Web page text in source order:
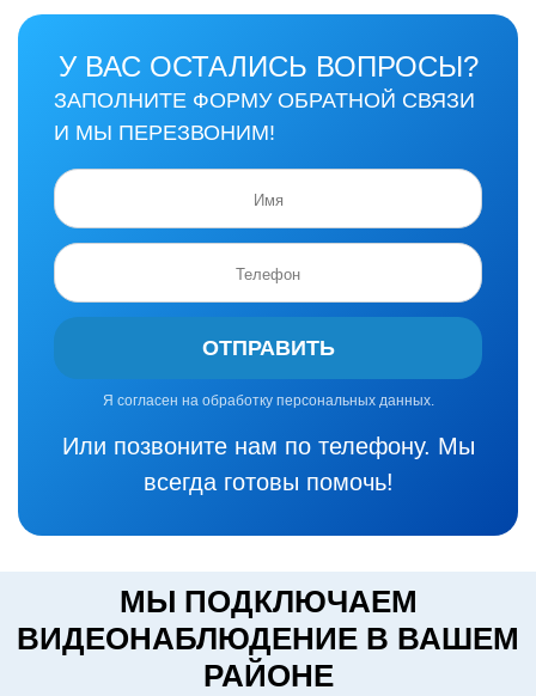
У ВАС ОСТАЛИСЬ ВОПРОСЫ?
ЗАПОЛНИТЕ ФОРМУ ОБРАТНОЙ СВЯЗИ
И МЫ ПЕРЕЗВОНИМ!
ОТПРАВИТЬ
Я согласен на обработку персональных данных.
Или позвоните нам по телефону. Мы
всегда готовы помочь!
МЫ ПОДКЛЮЧАЕМ
ВИДЕОНАБЛЮДЕНИЕ В ВАШЕМ
РАЙОНЕ